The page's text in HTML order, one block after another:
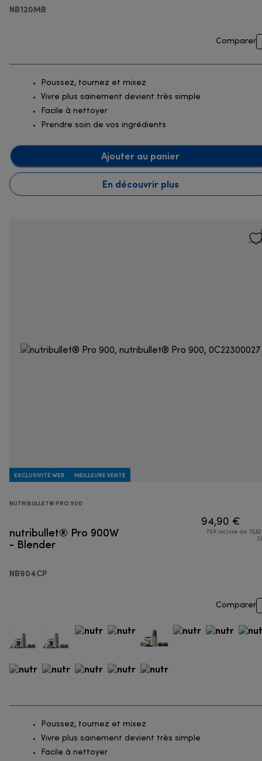
NB120MB
Comparer
Poussez, tournez et mixez
Vivre plus sainement devient très simple
Facile à nettoyer
Prendre soin de vos ingrédients
Ajouter au panier
En découvrir plus
EXCLUSIVITÉ WEB MEILLEURE VENTE
NUTRIBULLET® PRO 900
nutribullet® Pro 900W
- Blender
NB904CP
94,90 €
TVA incluse de
Comparer
Poussez, tournez et mixez
Vivre plus sainement devient très simple
Facile à nettoyer